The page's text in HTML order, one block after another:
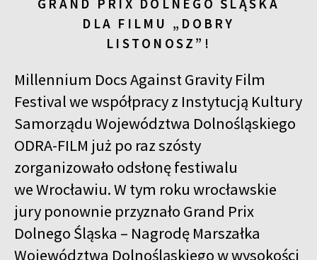
DLA FILMU „DOBRY
LISTONOSZ”!
Millennium Docs Against Gravity Film
Festival we współpracy z Instytucją Kultury
Samorządu Województwa Dolnośląskiego
ODRA-FILM już po raz szósty
zorganizowało odsłonę festiwalu
we Wrocławiu. W tym roku wrocławskie
jury ponownie przyznało Grand Prix
Dolnego Śląska – Nagrodę Marszałka
Województwa Dolnośląskiego w wysokości